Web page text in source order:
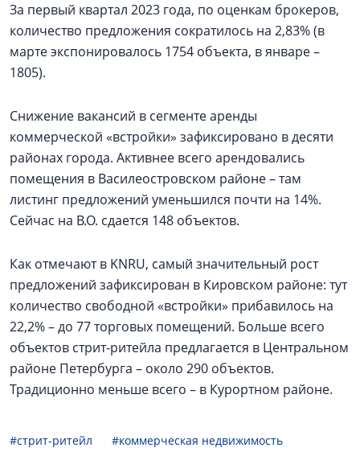
За первый квартал 2023 года, по оценкам брокеров,
количество предложения сократилось на 2,83% (в
марте экспонировалось 1754 объекта, в январе –
1805).
Снижение вакансий в сегменте аренды
коммерческой «встройки» зафиксировано в десяти
районах города. Активнее всего арендовались
помещения в Василеостровском районе – там
листинг предложений уменьшился почти на 14%.
Сейчас на В.О. сдается 148 объектов.
Как отмечают в KNRU, самый значительный рост
предложений зафиксирован в Кировском районе: тут
количество свободной «встройки» прибавилось на
22,2% – до 77 торговых помещений. Больше всего
объектов стрит-ритейла предлагается в Центральном
районе Петербурга – около 290 объектов.
Традиционно меньше всего – в Курортном районе.
#стрит-ритейл
#коммерческая недвижимость